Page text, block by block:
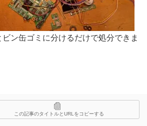
ン缶ゴミに分けるだけで処分できま
この記事のタイトルとURLをコピーする